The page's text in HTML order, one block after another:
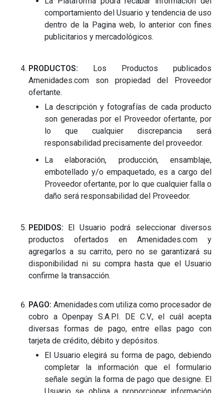
comportamiento del Usuario y tendencia de uso
dentro de la Pagina web, lo anterior con fines
publicitarios y mercadológicos.
PRODUCTOS: Los Productos publicados
Amenidades.com son propiedad del Proveedor
ofertante.
La descripción y fotografías de cada producto
son generadas por el Proveedor ofertante, por
lo que cualquier discrepancia será
responsabilidad precisamente del proveedor.
La elaboración, producción, ensamblaje,
embotellado y/o empaquetado, es a cargo del
Proveedor ofertante, por lo que cualquier falla o
daño será responsabilidad del Proveedor.
PEDIDOS: El Usuario podrá seleccionar diversos
productos ofertados en Amenidades.com y
agregarlos a su carrito, pero no se garantizará su
disponibilidad ni su compra hasta que el Usuario
confirme la transacción.
PAGO: Amenidades.com utiliza como procesador de
cobro a Openpay S.A.P.I. DE C.V., el cuál acepta
diversas formas de pago, entre ellas pago con
tarjeta de crédito, débito y depósitos.
El Usuario elegirá su forma de pago, debiendo
completar la información que el formulario
señale según la forma de pago que designe. El